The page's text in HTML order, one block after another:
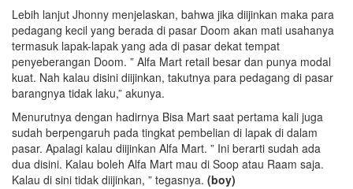
Lebih lanjut Jhonny menjelaskan, bahwa jika diijinkan maka para
pedagang kecil yang berada di pasar Doom akan mati usahanya
termasuk lapak-lapak yang ada di pasar dekat tempat
penyeberangan Doom. ” Alfa Mart retail besar dan punya modal
kuat. Nah kalau disini diijinkan, takutnya para pedagang di pasar
barangnya tidak laku,” akunya.
Menurutnya dengan hadirnya Bisa Mart saat pertama kali juga
sudah berpengaruh pada tingkat pembelian di lapak di dalam
pasar. Apalagi kalau diijinkan Alfa Mart. ” Ini berarti sudah ada
dua disini. Kalau boleh Alfa Mart mau di Soop atau Raam saja.
Kalau di sini tidak diijinkan, ” tegasnya. (boy)